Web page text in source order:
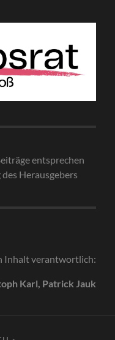
entsprechen
Herausgebers
Inhalt verantwortlich:
Karl, Patrick Jauk